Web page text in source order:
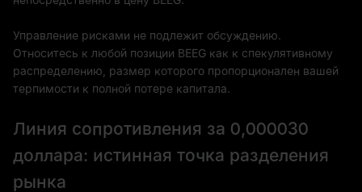
Управление рисками не подлежит обсуждению.
Относитесь к любой позиции BEEG как к спекулятивному
распределению, размер которого пропорционален вашей
терпимости к полной потере капитала.
Линия сопротивления за 0,000030
доллара: истинная точка разделения
рынка